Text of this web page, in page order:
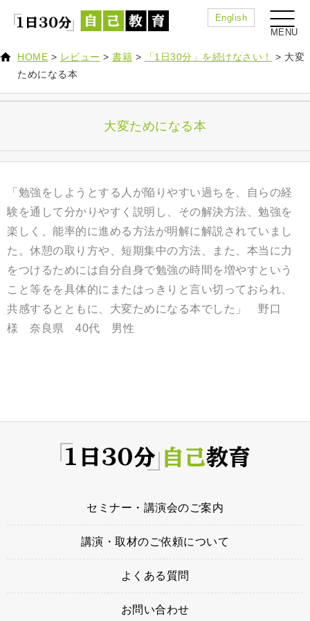
English
HOME > レビュー > 書籍 > 「1日30分」を続けなさい！ > 大変
ためになる本
大変ためになる本
「勉強をしようとする人が陥りやすい過ちを、自らの経
験を通して分かりやすく説明し、その解決方法、勉強を
楽しく、能率的に進める方法が明解に解説されていまし
た。休憩の取り方や、短期集中の方法、また、本当に力
をつけるためには自分自身で勉強の時間を増やすという
こと等をを具体的にまたはっきりと言い切っておられ、
共感するとともに、大変ためになる本でした 」 野口
様 奈良県 40代 男性
セミナー・講演会のご案内
講演・取材のご依頼について
よくある質問
お問い合わせ